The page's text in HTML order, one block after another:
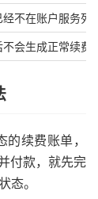
经不在账户服务列
不会生成正常续费
续费账单，
付款，就先完
态。